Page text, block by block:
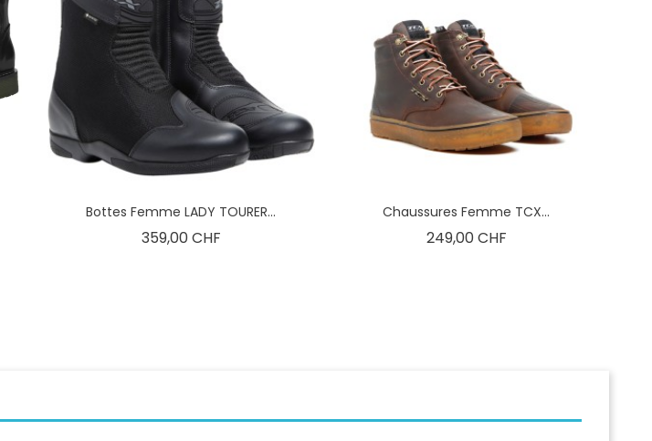
Bottes Femme LADY TOURER...
359,00 CHFPrix
Chaussures Femme TCX...
249,00 CHFPrix